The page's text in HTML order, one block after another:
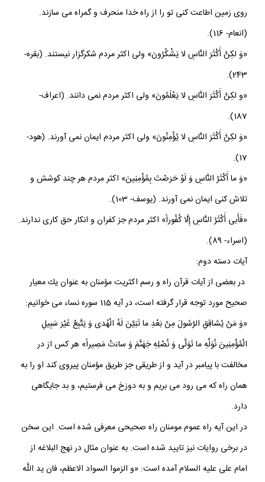
روى زمين اطاعت كنى تو را از راه خدا منحرف و گمراه مى‏ سازند.
(انعام- 116).
«وَ لكِنَّ أَكْثَرَ النَّاسِ لا يَشْكُرُونَ» ولى اكثر مردم شكرگزار نيستند. (بقره-
243).
«و لكِنَّ أَكْثَرَ النَّاسِ لا يَعْلَمُونَ» ولى اكثر مردم نمى ‏دانند. (اعراف-
187).
«وَ لكِنَّ أَكْثَرَ النَّاسِ لا يُؤْمِنُونَ» ولى اكثر مردم ايمان نمى ‏آورند. (هود-
17).
«وَ ما أَكْثَرُ النَّاسِ وَ لَوْ حَرَصْتَ بِمُؤْمِنِينَ» اكثر مردم هر چند كوشش و
تلاش كنى ايمان نمى ‏آورند. (يوسف- 103).
«فَأَبى‏ أَكْثَرُ النَّاسِ إِلَّا كُفُوراً» اكثر مردم جز كفران و انكار حق كارى ندارند.
(اسراء- 89).
آیات دسته دوم:
در بعضى از آيات قرآن راه و رسم اكثريت مؤمنان به عنوان يك معيار
صحيح مورد توجه قرار گرفته است، در آيه 115 سوره نساء مى‏ خوانيم:
«وَ مَنْ يُشاقِقِ الرَّسُولَ مِنْ بَعْدِ ما تَبَيَّنَ لَهُ الْهُدى‏ وَ يَتَّبِعْ غَيْرَ سَبِيلِ
الْمُؤْمِنِينَ نُوَلِّهِ ما تَوَلَّى وَ نُصْلِهِ جَهَنَّمَ وَ ساءَتْ مَصِيراً» هر كس از در
مخالفت با پيامبر در آيد و از طريقى جز طريق مؤمنان پيروى كند او را به
همان راه كه مى‏ رود مى ‏بريم و به دوزخ مى‏ فرستيم، و بد جايگاهى
دارد.
در این آیه راه عموم مومنان راه صحیحی معرفی شده است. این سخن
در برخی روایات نیز تایید شده است. به عنوان مثال در نهج البلاغه از
امام علی علیه السلام آمده است: «و الزموا السواد الاعظم، فان يد اللَّه